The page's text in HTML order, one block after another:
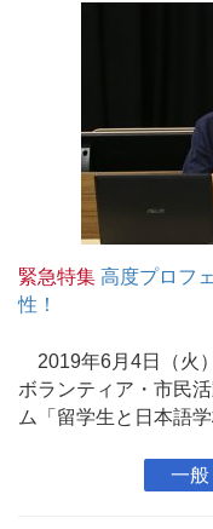
緊急特集 高度プロフ
性！
2019年6月4日（火
ボランティア・市民
ム「留学生と日本語
一般